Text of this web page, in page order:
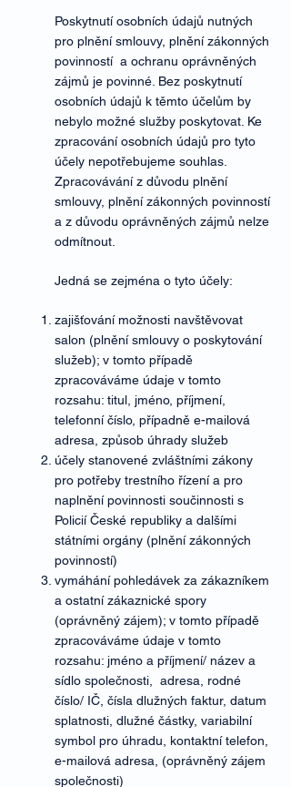
Poskytnutí osobních údajů nutných
pro plnění smlouvy, plnění zákonných
povinností a ochranu oprávněných
zájmů je povinné. Bez poskytnutí
osobních údajů k těmto účelům by
nebylo možné služby poskytovat. Ke
zpracování osobních údajů pro tyto
účely nepotřebujeme souhlas.
Zpracovávání z důvodu plnění
smlouvy, plnění zákonných povinností
a z důvodu oprávněných zájmů nelze
odmítnout.
Jedná se zejména o tyto účely:
zajišťování možnosti navštěvovat
salon (plnění smlouvy o poskytování
služeb); v tomto případě
zpracováváme údaje v tomto
rozsahu: titul, jméno, příjmení,
telefonní číslo, případně e-mailová
adresa, způsob úhrady služeb
účely stanovené zvláštními zákony
pro potřeby trestního řízení a pro
naplnění povinnosti součinnosti s
Policií České republiky a dalšími
státními orgány (plnění zákonných
povinností)
vymáhání pohledávek za zákazníkem
a ostatní zákaznické spory
(oprávněný zájem); v tomto případě
zpracováváme údaje v tomto
rozsahu: jméno a příjmení/ název a
sídlo společnosti, adresa, rodné
číslo/ IČ, čísla dlužných faktur, datum
splatnosti, dlužné částky, variabilní
symbol pro úhradu, kontaktní telefon,
e-mailová adresa, (oprávněný zájem
společnosti)